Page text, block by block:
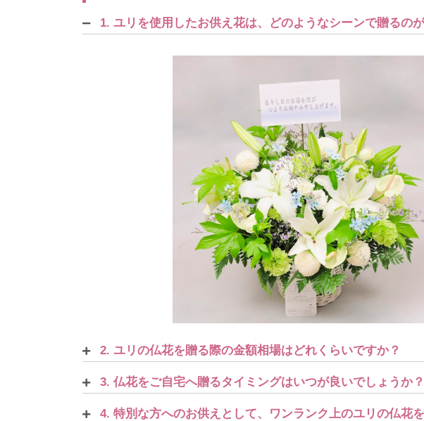
1. ユリを使用したお供え花は、どのようなシーンで贈るの
2. ユリの仏花を贈る際の金額相場はどれくらいですか？
3. 仏花をご自宅へ贈るタイミングはいつが良いでしょうか？
4. 特別な方へのお供えとして、ワンランク上のユリの仏花